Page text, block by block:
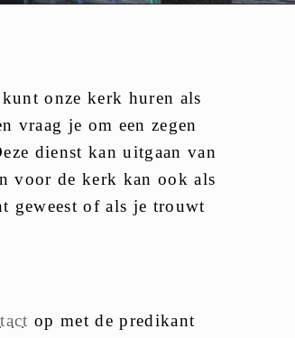
onze kerk huren als
vraag je om een zegen
dienst kan uitgaan van
voor de kerk kan ook als
geweest of als je trouwt
op met de predikant